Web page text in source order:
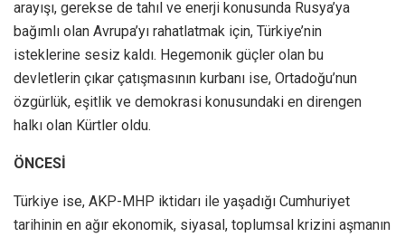
arayışı, gerekse de tahıl ve enerji konusunda Rusya’ya
bağımlı olan Avrupa’yı rahatlatmak için, Türkiye’nin
isteklerine sesiz kaldı. Hegemonik güçler olan bu
devletlerin çıkar çatışmasının kurbanı ise, Ortadoğu’nun
özgürlük, eşitlik ve demokrasi konusundaki en direngen
halkı olan Kürtler oldu.
ÖNCESİ
Türkiye ise, AKP-MHP iktidarı ile yaşadığı Cumhuriyet
tarihinin en ağır ekonomik, siyasal, toplumsal krizini aşmanın